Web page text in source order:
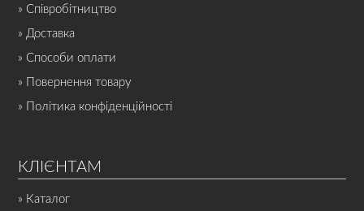
» Співробітництво
» Доставка
» Способи оплати
» Повернення товару
» Політика конфіденційності
КЛІЄНТАМ
» Каталог